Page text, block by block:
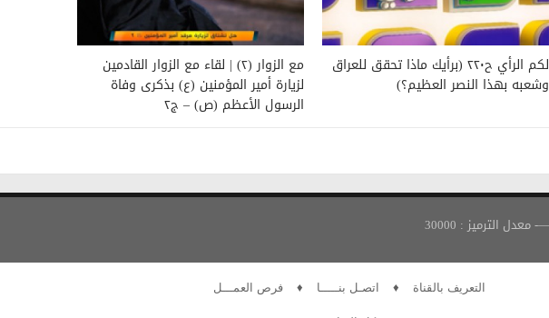
لكم الرأي ح٢٢٠ (برأيك ماذا تحقق للعراق
وشعبه بهذا النصر العظيم؟)
مع الزوار (٢) | لقاء مع الزوار القادمين
لزيارة أمير المؤمنين (ع) بذكرى وفاة
الرسول الأعظم (ص) – ج٢
التعريف بالقناة ♦ اتصـل بنـــــا ♦ فرص العمـــل